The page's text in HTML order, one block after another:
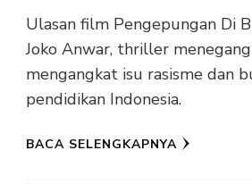
Ulasan film Pengepungan Di
Joko Anwar, thriller
mengangkat isu rasisme dan
pendidikan Indonesia.
BACA SELENGKAPNYA